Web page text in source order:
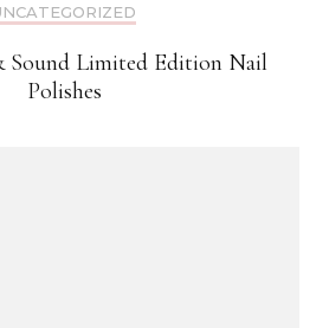
Sound Limited Edition Nail
Polishes